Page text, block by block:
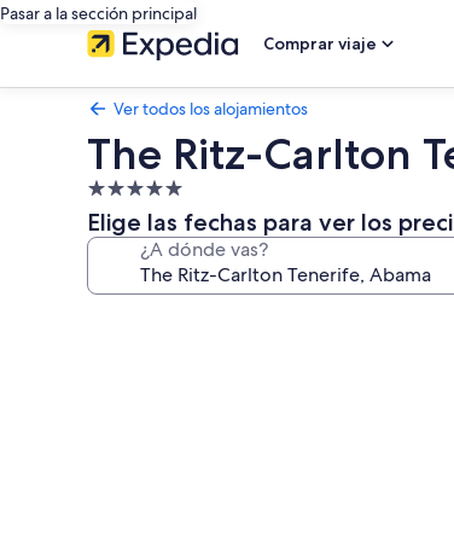
Pasar a la sección principal
Comprar viaje
Ver todos los alojamientos
The Ritz-Carlton
Alojamiento
de
5.0 estrellas
Elige las fechas para ver los
¿A dónde vas?